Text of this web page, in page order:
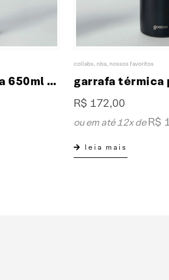
garrafa térmica preta 650ml fresh collab XP & NBA
collabs, nba, nossos favoritos
R$ 172,00
ou em até 12x deR$
leia mais